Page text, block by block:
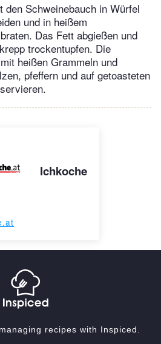
den Schweinebauch in Würfel
und in heißem
Das Fett abgießen und
trockentupfen. Die
heißen Grammeln und
pfeffern und auf getoasteten
Ichkoche
recipes with Inspiced.